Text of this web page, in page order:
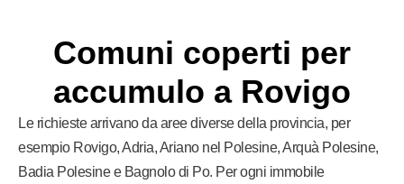
Comuni coperti per
accumulo a Rovigo
Le richieste arrivano da aree diverse della provincia, per
esempio Rovigo, Adria, Ariano nel Polesine, Arquà Polesine,
Badia Polesine e Bagnolo di Po. Per ogni immobile